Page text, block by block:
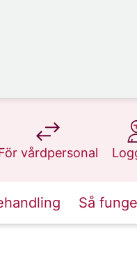
vårdpersonal
på 1177.se
på
Så